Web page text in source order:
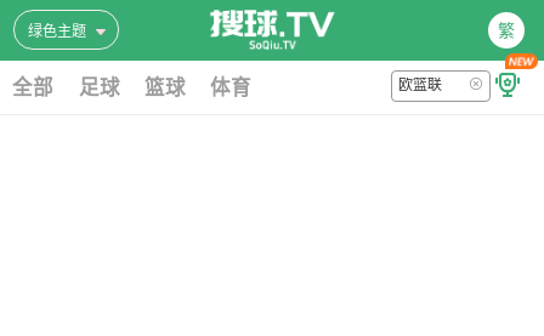
绿色主题 繁
全部 足球 篮球 体育 欧篮联